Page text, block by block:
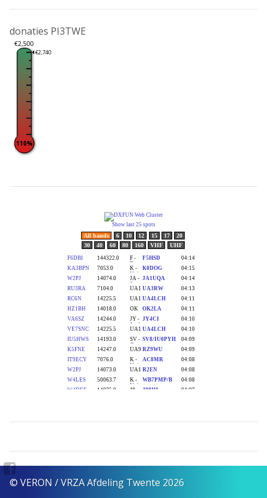
donaties PI3TWE
€2,500
€2,740
110%
© VERON / VRZA Afdeling Twente 2026